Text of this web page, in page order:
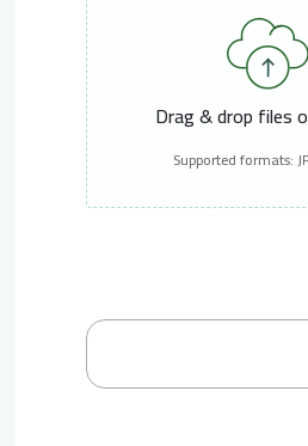
Drag & drop files
Supported formats: